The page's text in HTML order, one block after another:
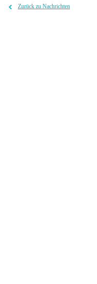
Zurück zu Nachrichten